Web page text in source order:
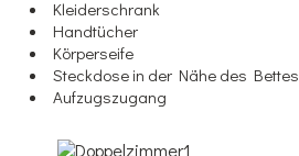
Kleiderschrank
Handtücher
Körperseife
Steckdose in der Nähe des Bettes
Aufzugszugang